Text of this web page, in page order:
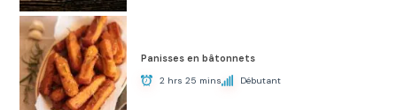
Panisses en bâtonnets
2 hrs 25 mins Débutant